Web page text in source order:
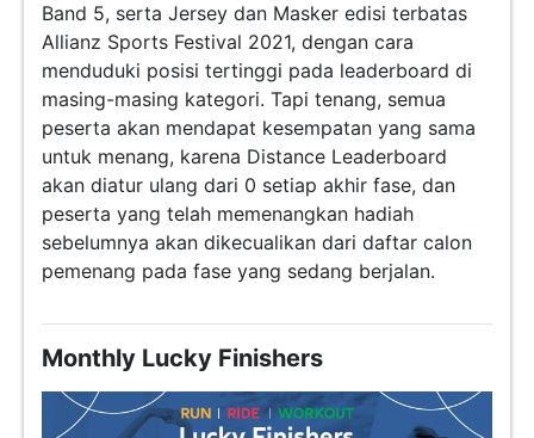
Band 5, serta Jersey dan Masker edisi terbatas
Allianz Sports Festival 2021, dengan cara
menduduki posisi tertinggi pada leaderboard di
masing-masing kategori. Tapi tenang, semua
peserta akan mendapat kesempatan yang sama
untuk menang, karena Distance Leaderboard
akan diatur ulang dari 0 setiap akhir fase, dan
peserta yang telah memenangkan hadiah
sebelumnya akan dikecualikan dari daftar calon
pemenang pada fase yang sedang berjalan.
Monthly Lucky Finishers